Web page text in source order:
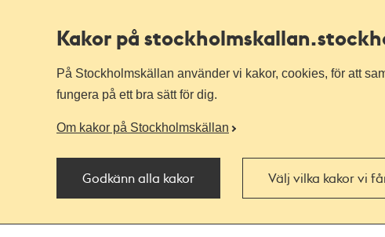
Kakor på stockholmskallan
På Stockholmskällan använder vi kakor, cookies, för att
fungera på ett bra sätt för dig.
Om kakor på Stockholmskällan
Godkänn alla kakor Välj vilka kakor vi